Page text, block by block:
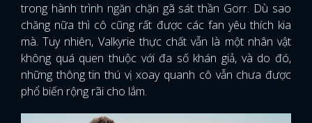
trong hành trình ngăn chặn gã sát thần Gorr. Dù sao
chăng nữa thì cô cũng rất được các fan yêu thích kia
mà. Tuy nhiên, Valkyrie thực chất vẫn là một nhân vật
không quá quen thuộc với đa số khán giả, và do đó,
những thông tin thú vị xoay quanh cô vẫn chưa được
phổ biến rộng rãi cho lắm.